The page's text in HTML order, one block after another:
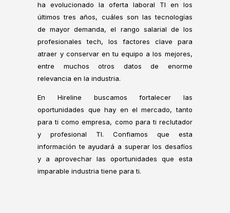
ha evolucionado la oferta laboral TI en los
últimos tres años, cuáles son las tecnologías
de mayor demanda, el rango salarial de los
profesionales tech, los factores clave para
atraer y conservar en tu equipo a los mejores,
entre muchos otros datos de enorme
relevancia en la industria.
En Hireline buscamos fortalecer las
oportunidades que hay en el mercado, tanto
para ti como empresa, como para ti reclutador
y profesional TI. Confiamos que esta
información te ayudará a superar los desafíos
y a aprovechar las oportunidades que esta
imparable industria tiene para ti.